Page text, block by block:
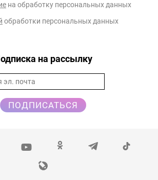
на обработку персональных данных
обработки персональных данных
на рассылку
ПОДПИСАТЬСЯ